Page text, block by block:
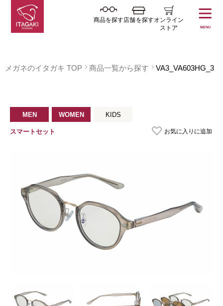
商品を探す店舗を探すオンライン
ストア
MENU
メガネのイタガキ TOP 商品一覧から探す VA3_VA603HG_3
MEN WOMEN KIDS
スマートセット お気に入りに追加